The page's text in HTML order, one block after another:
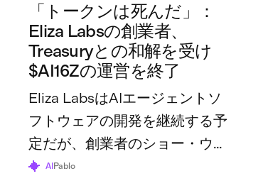
「トークンは死んだ」：
Eliza Labsの創業者、
Treasuryとの和解を受け
$AI16Zの運営を終了
Eliza LabsはAIエージェントソ
フトウェアの開発を継続する予
定だが、創業者のショー・ウォ
ルターズ氏は、トークンとその
AI Pablo